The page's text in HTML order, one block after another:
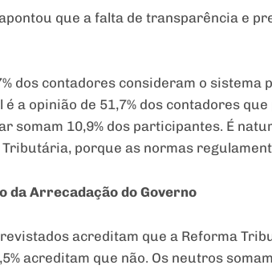
que a falta de transparência e
dos contadores consideram o
a opinião de 51,7% dos contadores
somam 10,9% dos participantes. É
Tributária, porque as normas
da Arrecadação do Governo
acreditam que a Reforma
acreditam que não. Os neutros